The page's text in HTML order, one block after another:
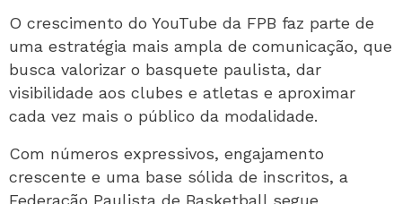
O crescimento do YouTube da FPB faz parte de
uma estratégia mais ampla de comunicação, que
busca valorizar o basquete paulista, dar
visibilidade aos clubes e atletas e aproximar
cada vez mais o público da modalidade.
Com números expressivos, engajamento
crescente e uma base sólida de inscritos, a
Federação Paulista de Basketball segue